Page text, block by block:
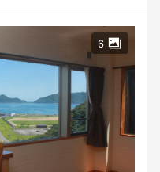
がら、旬の味覚とともに、
ださい。
恵み。その時季に一番美味
て仕立てています。
北浦で過ごす特別なひとと
う「海幸山幸料理」///
6